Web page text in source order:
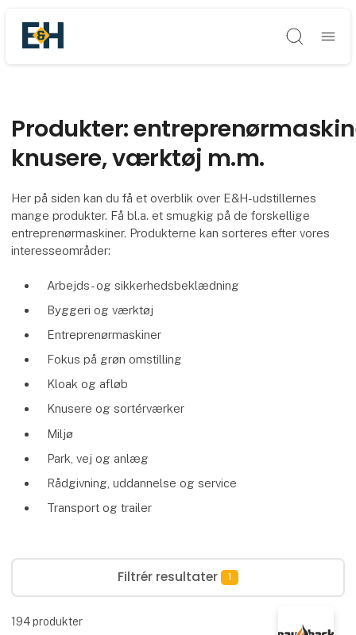
Søg
Produkter:
knusere, værktøj m.m.
Her på siden kan du få et overblik over E&H-udstillernes
mange produkter. Få bl.a. et smugkig på de forskellige
entreprenørmaskiner. Produkterne kan sorteres efter vores
interesseområder:
Arbejds- og sikkerhedsbeklædning
Byggeri og værktøj
Entreprenørmaskiner
Fokus på grøn omstilling
Kloak og afløb
Knusere og sortérværker
Miljø
Park, vej og anlæg
Rådgivning, uddannelse og service
Transport og trailer
Filtrér resultater 1
194produkter